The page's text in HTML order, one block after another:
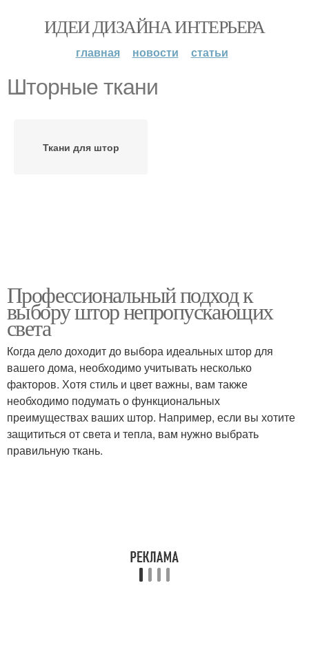
ИДЕИ ДИЗАЙНА ИНТЕРЬЕРА
главная новости статьи
Шторные ткани
Ткани для штор
Профессиональный подход к
выбору штор непропускающих
света
Когда дело доходит до выбора идеальных штор для
вашего дома, необходимо учитывать несколько
факторов. Хотя стиль и цвет важны, вам также
необходимо подумать о функциональных
преимуществах ваших штор. Например, если вы хотите
защититься от света и тепла, вам нужно выбрать
правильную ткань.